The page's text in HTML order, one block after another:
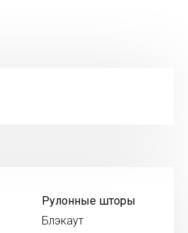
Рулонные шторы
Блэкаут